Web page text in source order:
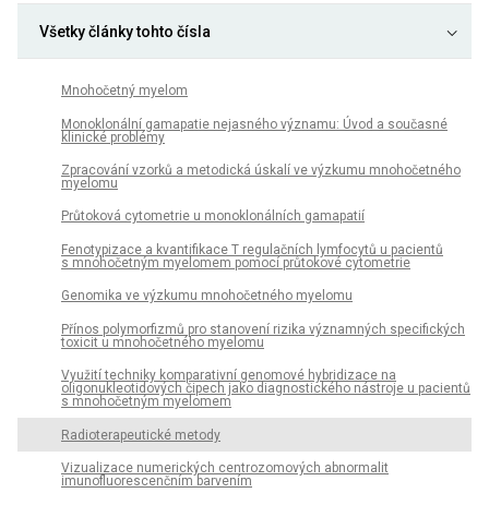
Všetky články tohto čísla
Mnohočetný myelom
Monoklonální gamapatie nejasného významu: Úvod a současné
klinické problémy
Zpracování vzorků a metodická úskalí ve výzkumu mnohočetného
myelomu
Průtoková cytometrie u monoklonálních gamapatií
Fenotypizace a kvantifikace T regulačních lymfocytů u pacientů
s mnohočetným myelomem pomocí průtokové cytometrie
Genomika ve výzkumu mnohočetného myelomu
Přínos polymorfizmů pro stanovení rizika významných specifických
toxicit u mnohočetného myelomu
Využití techniky komparativní genomové hybridizace na
oligonukleotidových čipech jako diagnostického nástroje u pacientů
s mnohočetným myelomem
Radioterapeutické metody
Vizualizace numerických centrozomových abnormalit
imunofluorescenčním barvením